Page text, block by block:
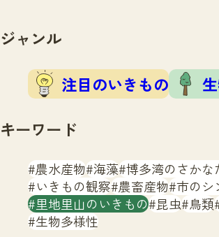
ジャンル
注目のいきもの
キーワード
農水産物 海藻 博多湾のさかな
いきもの観察 農畜産物 市のシ
里地里山のいきもの 昆虫 鳥類
生物多様性